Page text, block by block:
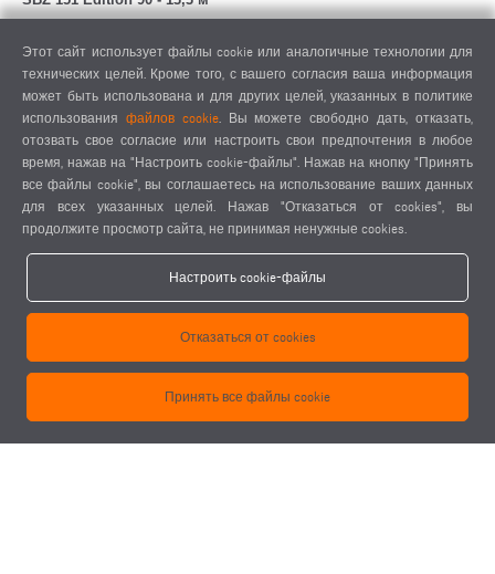
Макс. длина обработки без торцевой обработки 13300 мм
SBZ 151 Edition 90 - 15,0 м
Макс. длина обработки без торцевой обработки 15000 мм
SBZ 151 Edition 90 - 16,3 м
Макс. длина обработки с торцевой обработкой 15980 мм
Варианты увеличенной длины возможны под заказ
Опции
Автоматическое измерение длины с обеих сторон
Автоматическое измерение длины с обеих сторон с ходом по
Этот сайт использует файлы cookie или аналогичные технологии для
технических целей. Кроме того, с вашего согласия ваша информация
может быть использована и для других целей, указанных в политике
использования файлов cookie. Вы можете свободно дать, отказать,
отозвать свое согласие или настроить свои предпочтения в любое
время, нажав на "Настроить cookie-файлы". Нажав на кнопку "Принять
все файлы cookie", вы соглашаетесь на использование ваших данных
для всех указанных целей. Нажав "Отказаться от cookies", вы
продолжите просмотр сайта, не принимая ненужные cookies.
Настроить cookie-файлы
Отказаться от cookies
Принять все файлы cookie